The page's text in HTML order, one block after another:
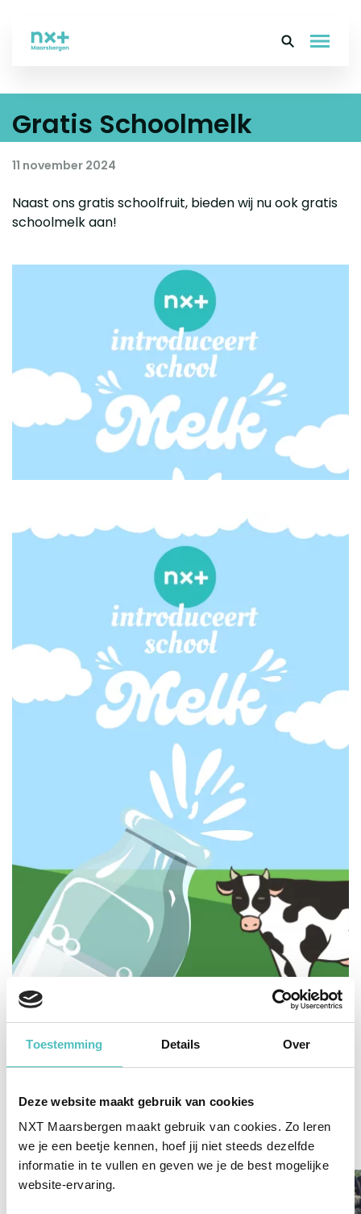
Toestemming Details Over
Deze website maakt gebruik van cookies
NXT Maarsbergen maakt gebruik van cookies. Zo leren
we je een beetje kennen, hoef jij niet steeds dezelfde
informatie in te vullen en geven we je de best mogelijke
website-ervaring.
Over ons
Onderwijs
Leerlingen
Gratis Schoolmelk
11 november 2024
Naast ons gratis schoolfruit, bieden wij nu ook gratis
schoolmelk aan!
Recent nieuws